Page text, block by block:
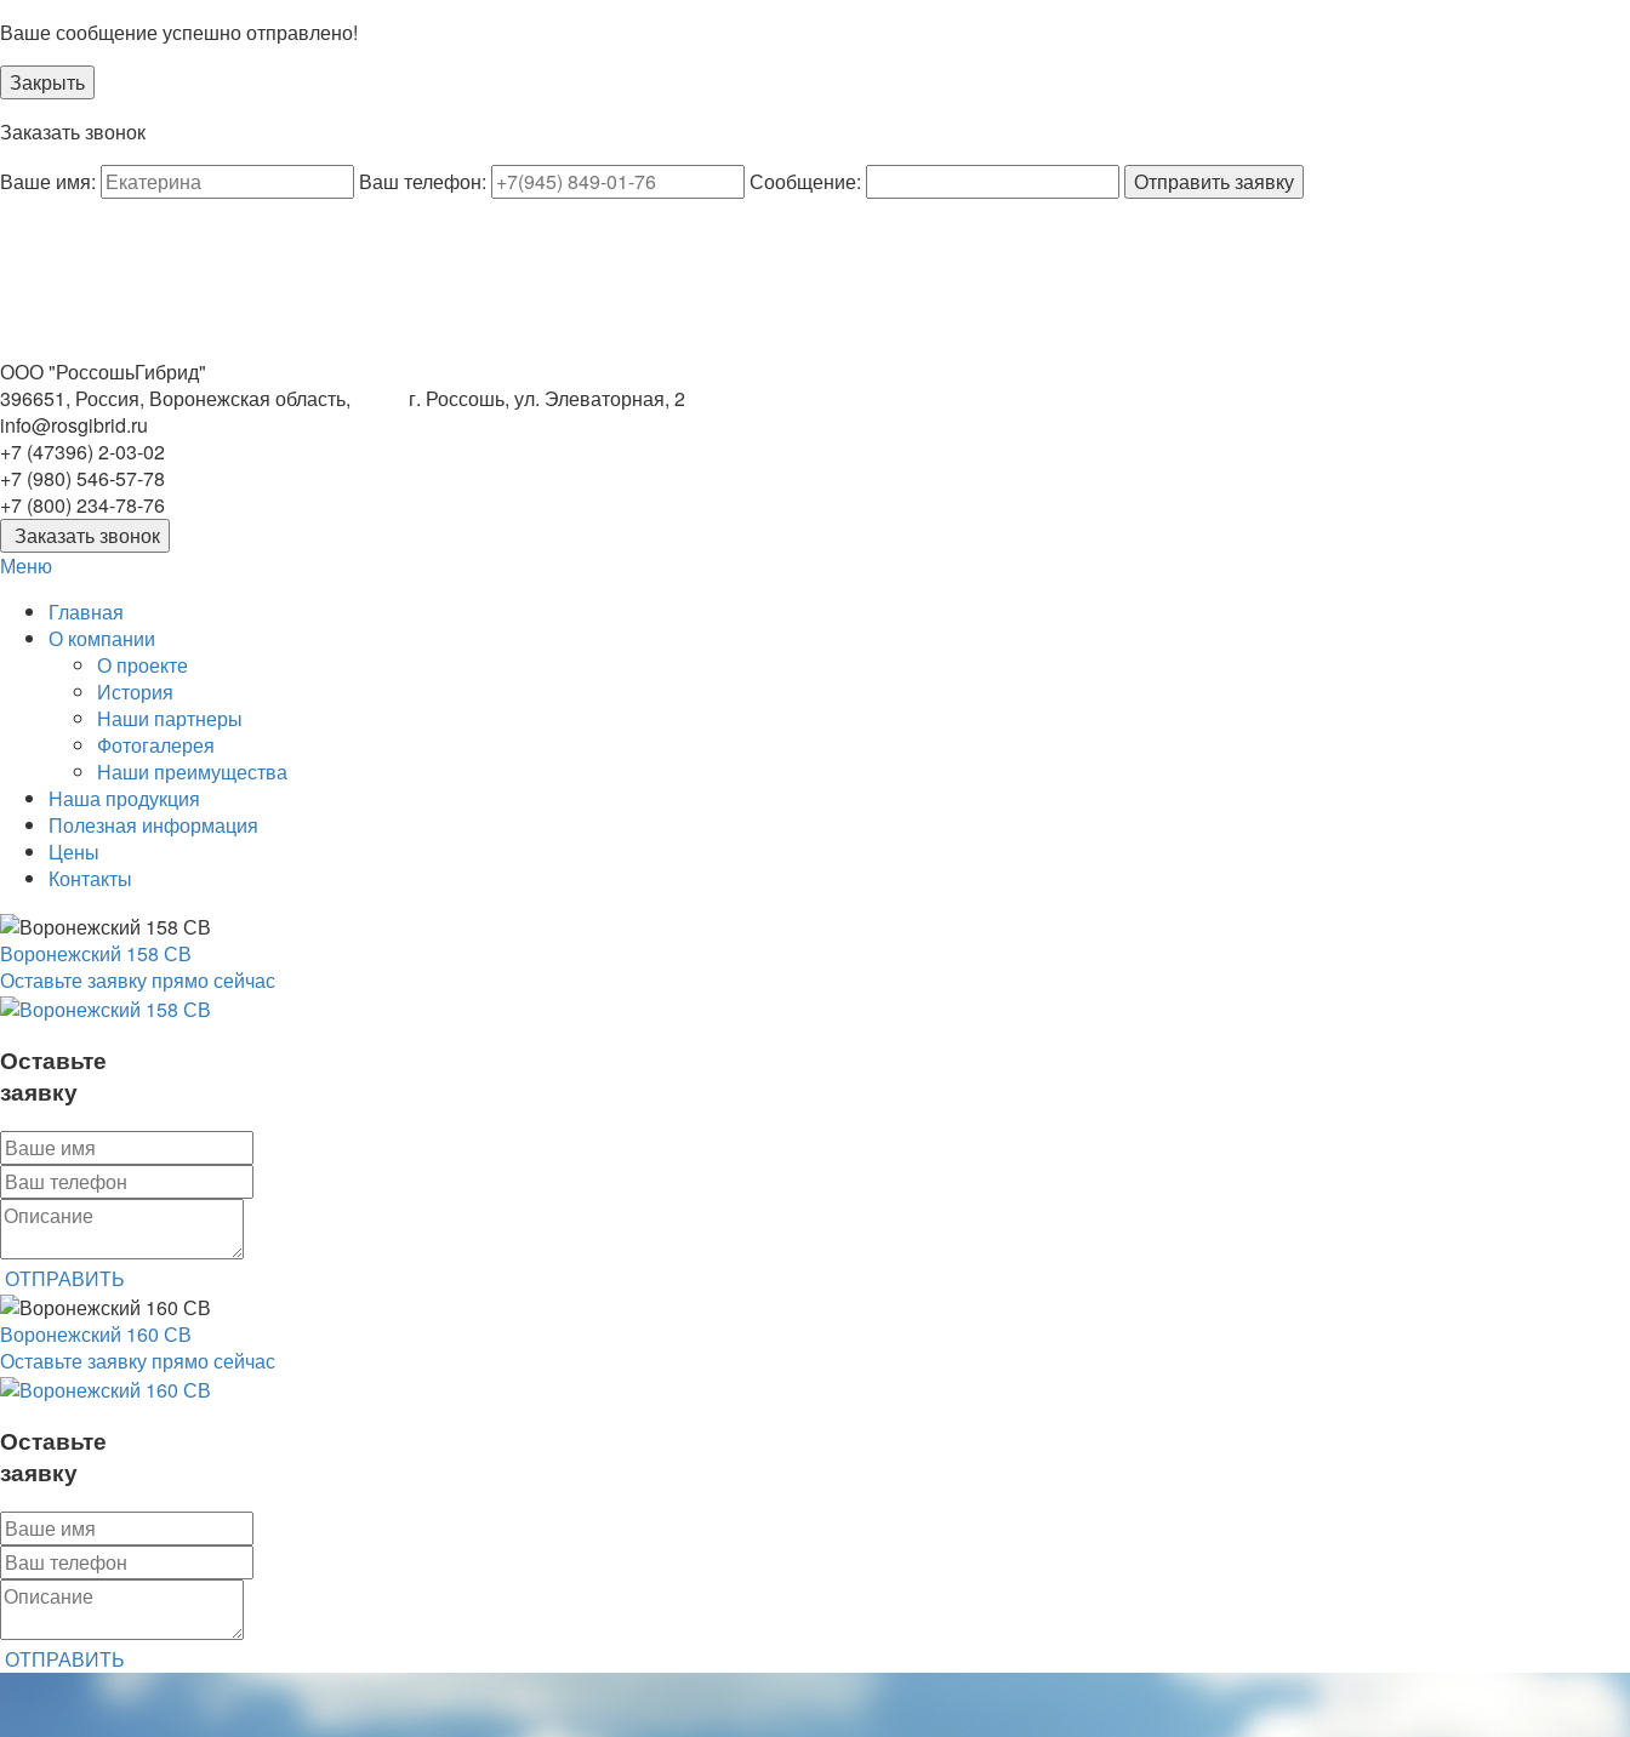
Ваше сообщение успешно отправлено!
Закрыть
Заказать звонок
Ваше имя:
Ваш телефон: Сообщение:
ООО "РоссошьГибрид"
396651, Россия, Воронежская область, г. Россошь, ул. Элеваторная, 2
info@rosgibrid.ru
+7 (47396) 2-03-02
+7 (980) 546-57-78
+7 (800) 234-78-76
Заказать звонок
Меню
Главная
О компании
О проекте
История
Наши партнеры
Фотогалерея
Наши преимущества
Наша продукция
Полезная информация
Цены
Контакты
Воронежский 158 СВ
Оставьте заявку прямо сейчас
Оставьте
заявку
ОТПРАВИТЬ
Воронежский 160 СВ
Оставьте заявку прямо сейчас
Оставьте
заявку
ОТПРАВИТЬ